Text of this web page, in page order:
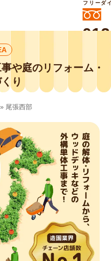
ォームは庭づくり業界
の
チ庭づくり事業部にお
フリーダ
や庭のリフォーム・
り
» 尾張西部